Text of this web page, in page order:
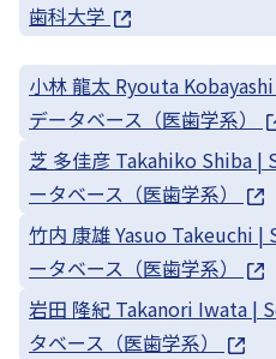
歯科大学
小林 龍太 Ryouta
データベース（医歯学系）
芝 多佳彦 Takahiko Shiba |
ータベース（医歯学系）
竹内 康雄 Yasuo Takeuchi
ータベース（医歯学系）
岩田 隆紀 Takanori Iwata |
タベース（医歯学系）